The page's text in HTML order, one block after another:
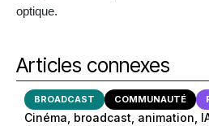
optique.
Articles connexes
BROADCAST COMMUNAUTÉ
Cinéma, broadcast, animation,